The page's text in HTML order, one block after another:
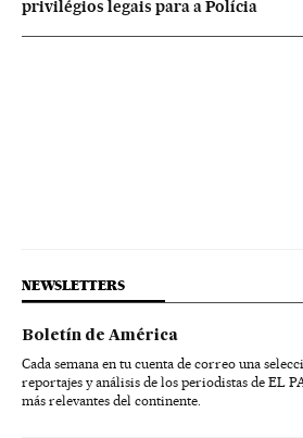
privilégios legais para a Polícia
NEWSLETTERS
Boletín de América
Cada semana en tu cuenta de correo una
reportajes y análisis de los periodistas de EL
más relevantes del continente.